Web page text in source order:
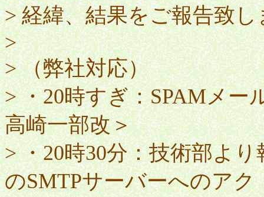
> 経緯、結果をご報告致し
>
> （弊社対応）
> ・20時すぎ：SPAMメー
高崎一部改＞
> ・20時30分：技術部よ
のSMTPサーバーへのアク